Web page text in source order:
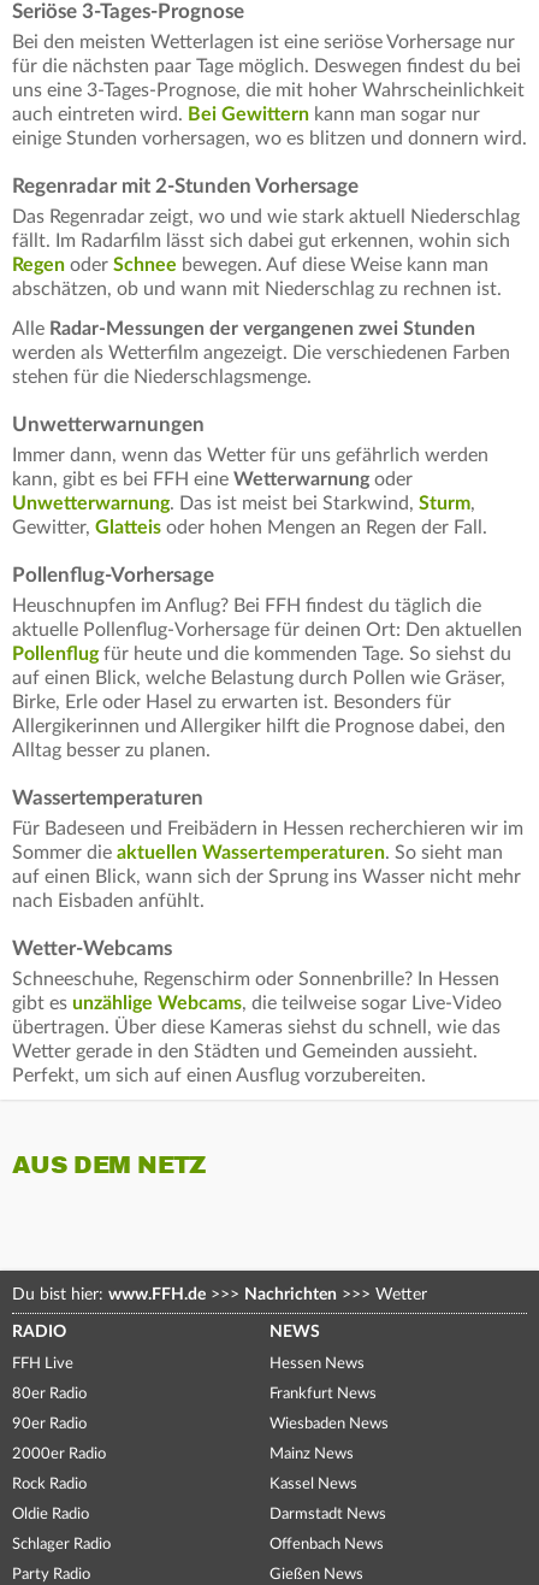
Seriöse 3-Tages-Prognose
Bei den meisten Wetterlagen ist eine seriöse Vorhersage nur
für die nächsten paar Tage möglich. Deswegen findest du bei
uns eine 3-Tages-Prognose, die mit hoher Wahrscheinlichkeit
auch eintreten wird. Bei Gewittern kann man sogar nur
einige Stunden vorhersagen, wo es blitzen und donnern wird.
Regenradar mit 2-Stunden Vorhersage
Das Regenradar zeigt, wo und wie stark aktuell Niederschlag
fällt. Im Radarfilm lässt sich dabei gut erkennen, wohin sich
Regen oder Schnee bewegen. Auf diese Weise kann man
abschätzen, ob und wann mit Niederschlag zu rechnen ist.
Alle Radar-Messungen der vergangenen zwei Stunden
werden als Wetterfilm angezeigt. Die verschiedenen Farben
stehen für die Niederschlagsmenge.
Unwetterwarnungen
Immer dann, wenn das Wetter für uns gefährlich werden
kann, gibt es bei FFH eine Wetterwarnung oder
Unwetterwarnung. Das ist meist bei Starkwind, Sturm,
Gewitter, Glatteis oder hohen Mengen an Regen der Fall.
Pollenflug-Vorhersage
Heuschnupfen im Anflug? Bei FFH findest du täglich die
aktuelle Pollenflug-Vorhersage für deinen Ort: Den aktuellen
Pollenflugfür heute und die kommenden Tage. So siehst du
auf einen Blick, welche Belastung durch Pollen wie Gräser,
Birke, Erle oder Hasel zu erwarten ist. Besonders für
Allergikerinnen und Allergiker hilft die Prognose dabei, den
Alltag besser zu planen.
Wassertemperaturen
Für Badeseen und Freibädern in Hessen recherchieren wir im
Sommer die aktuellen Wassertemperaturen. So sieht man
auf einen Blick, wann sich der Sprung ins Wasser nicht mehr
nach Eisbaden anfühlt.
Wetter-Webcams
Schneeschuhe, Regenschirm oder Sonnenbrille? In Hessen
gibt es unzählige Webcams, die teilweise sogar Live-Video
übertragen. Über diese Kameras siehst du schnell, wie das
Wetter gerade in den Städten und Gemeinden aussieht.
Perfekt, um sich auf einen Ausflug vorzubereiten.
AUS DEM NETZ
Du bist hier: www.FFH.de >>> Nachrichten >>> Wetter
RADIO
FFH Live
80er Radio
90er Radio
2000er Radio
Rock Radio
Oldie Radio
Schlager Radio
Party Radio
NEWS
Hessen News
Frankfurt News
Wiesbaden News
Mainz News
Kassel News
Darmstadt News
Offenbach News
Gießen News